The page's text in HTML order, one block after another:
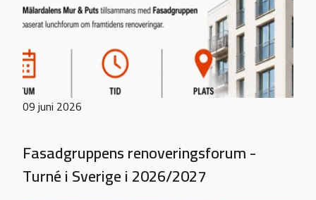
09 juni 2026
Fasadgruppens renoveringsforum -
Turné i Sverige i 2026/2027